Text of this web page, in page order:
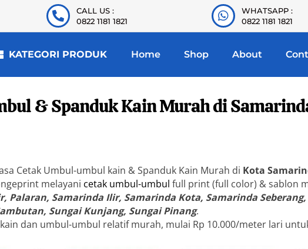
CALL US :
0822 1181 1821
WHATSAPP :
0822 1181 1821
KATEGORI PRODUK Home Shop About
& Spanduk Kain Murah di
Cetak Umbul-umbul kain & Spanduk Kain Murah di Kota
melayani cetak umbul-umbul full print (full color) & sablon
Palaran, Samarinda Ilir, Samarinda Kota, Samarinda
Sungai Kunjang, Sungai Pinang.
dan umbul-umbul relatif murah, mulai Rp 10.000/meter lari